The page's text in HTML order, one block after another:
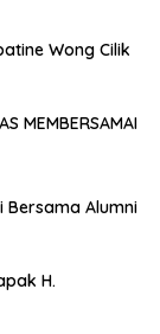
Wong Cilik
MEMBERSAMAI
Bersama Alumni
H.